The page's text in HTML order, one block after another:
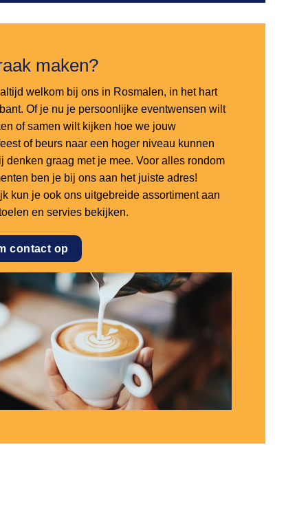
maken?
welkom bij ons in Rosmalen, in het hart
Of je nu je persoonlijke eventwensen wilt
of samen wilt kijken hoe we jouw
of beurs naar een hoger niveau kunnen
denken graag met je mee. Voor alles rondom
ben je bij ons aan het juiste adres!
kun je ook ons uitgebreide assortiment aan
en servies bekijken.
contact op